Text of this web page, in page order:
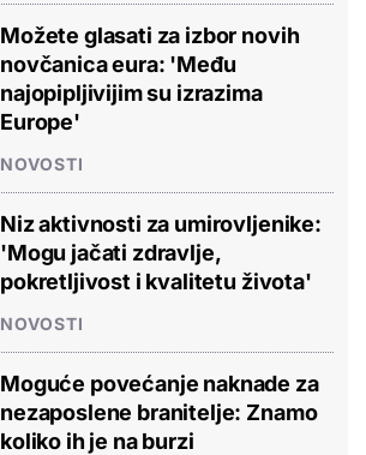
Možete glasati za izbor novih
novčanica eura: 'Među
najopipljivijim su izrazima
Europe'
NOVOSTI
Niz aktivnosti za umirovljenike:
'Mogu jačati zdravlje,
pokretljivost i kvalitetu života'
NOVOSTI
Moguće povećanje naknade za
nezaposlene branitelje: Znamo
koliko ih je na burzi